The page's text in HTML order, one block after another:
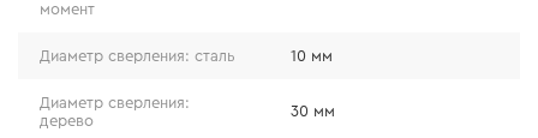
подшипники и кнопка имеют защиту от пыли. Все это
производства. Элементы редуктора выполнены из
момент
Диаметр сверления: сталь 10 мм
Диаметр сверления:
дерево
30 мм